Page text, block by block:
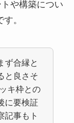
や構築につい
。
ず合縁と
と良さそ
キ枠との
に要検証
記事もト